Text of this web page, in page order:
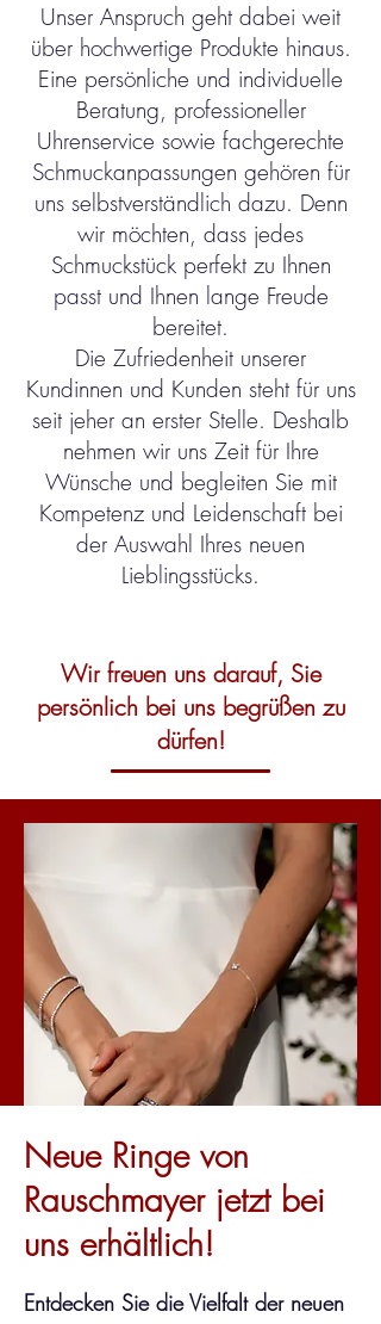
Unser Anspruch geht dabei weit
über hochwertige Produkte hinaus.
Eine persönliche und individuelle
Beratung, professioneller
Uhrenservice sowie fachgerechte
Schmuckanpassungen gehören für
uns selbstverständlich dazu. Denn
wir möchten, dass jedes
Schmuckstück perfekt zu Ihnen
passt und Ihnen lange Freude
bereitet.
Die Zufriedenheit unserer
Kundinnen und Kunden steht für uns
seit jeher an erster Stelle. Deshalb
nehmen wir uns Zeit für Ihre
Wünsche und begleiten Sie mit
Kompetenz und Leidenschaft bei
der Auswahl Ihres neuen
Lieblingsstücks.
Wir freuen uns darauf, Sie
persönlich bei uns begrüßen zu
dürfen!
Neue Ringe von
Rauschmayer jetzt bei
uns erhältlich!
Entdecken Sie die Vielfalt der neuen